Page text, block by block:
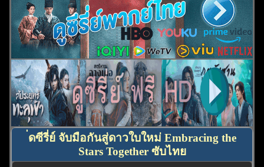
่ดซีรี่ย์ จับมือกันสู่ดาวใบใหม่ Embracing the
Stars Together ซับไทย